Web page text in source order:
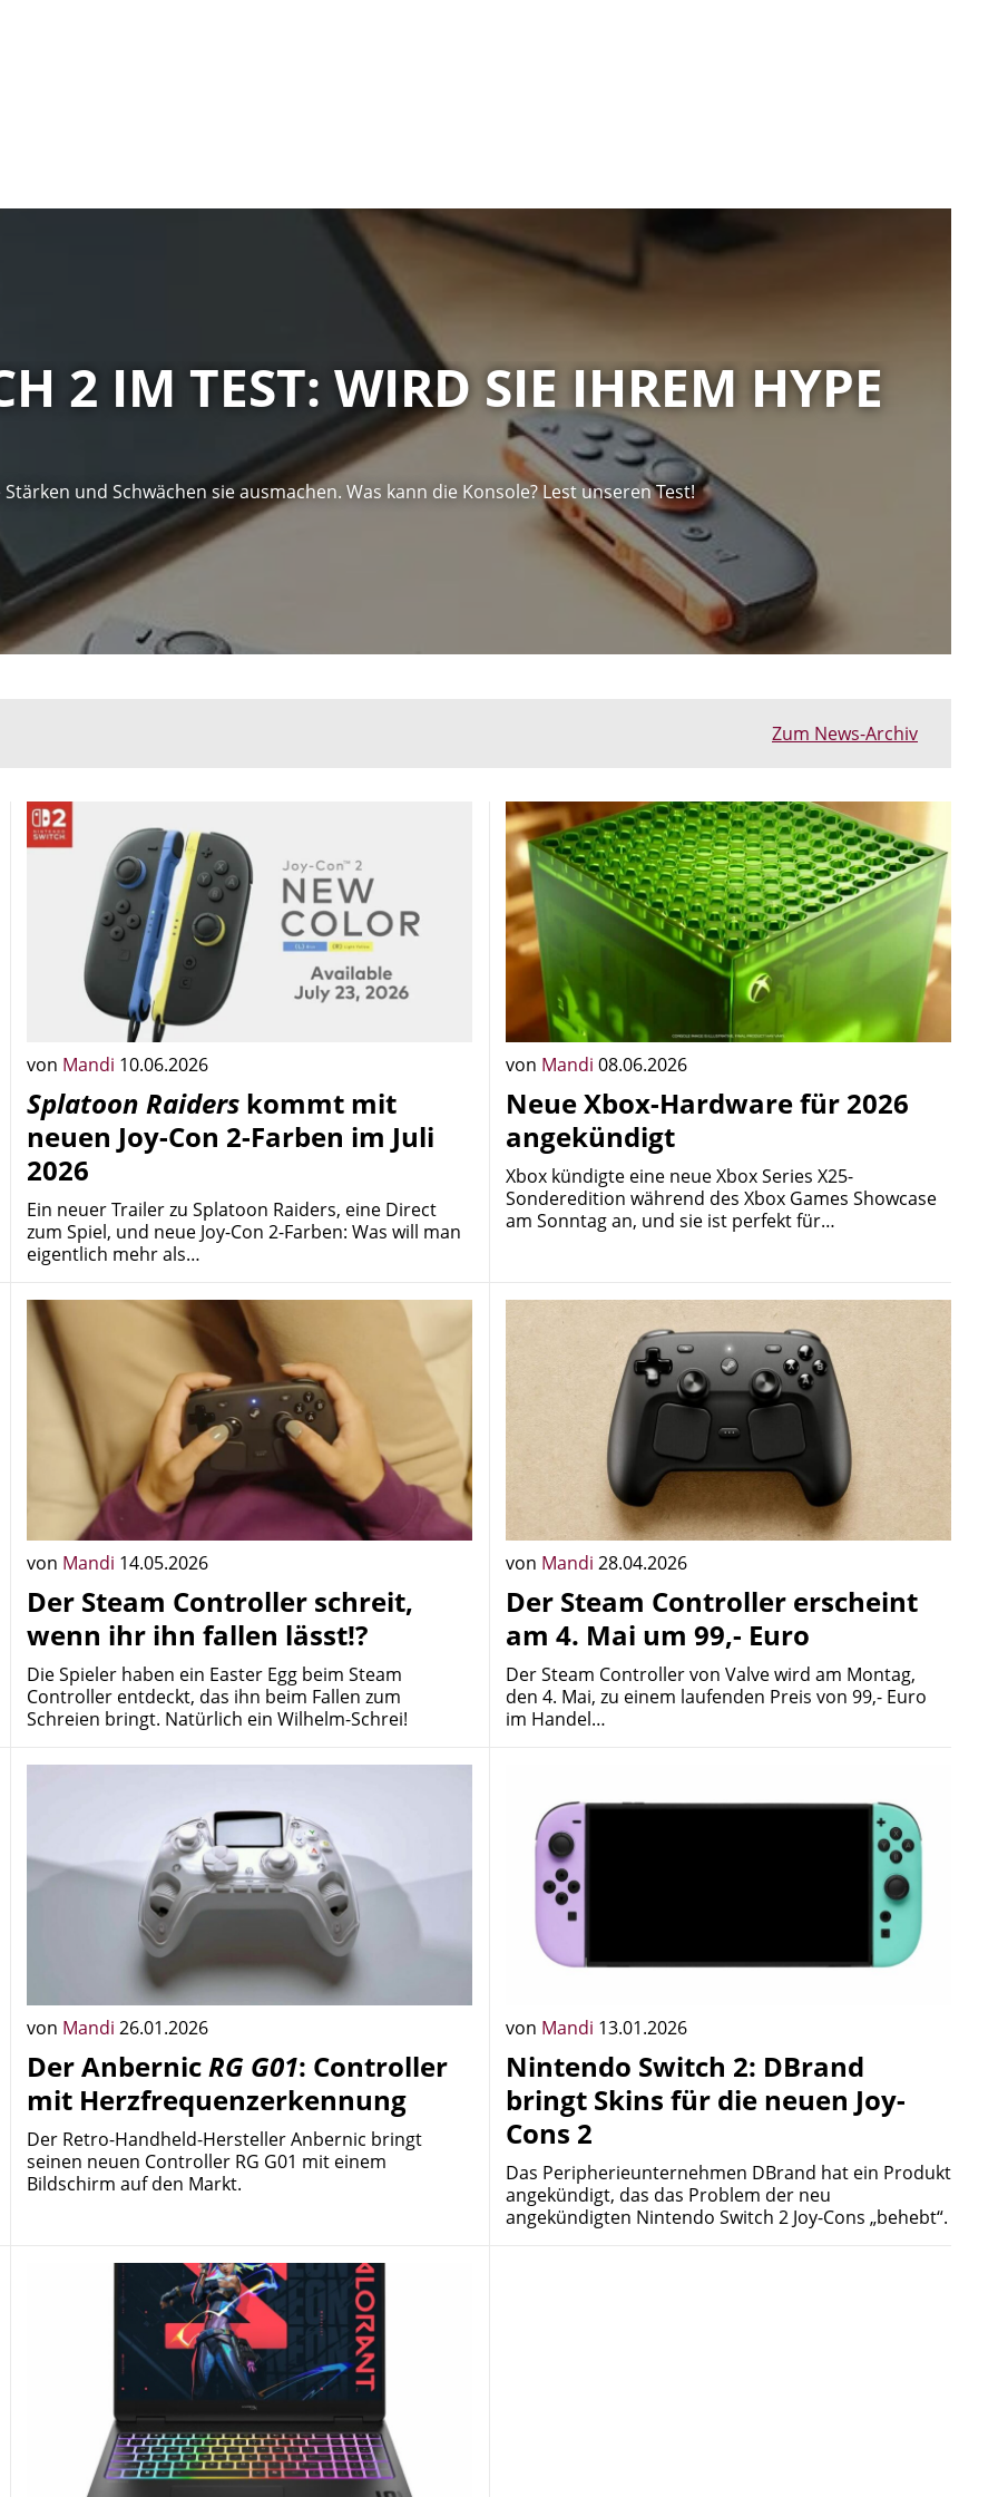
2 IM TEST: WIRD SIE IHREM HYPE
und Schwächen sie ausmachen. Was kann die Konsole? Lest unseren Test!
Zum News-Archiv
von Mandi 10.06.2026
Splatoon Raiders kommt mit
neuen Joy-Con 2-Farben im Juli
2026
Ein neuer Trailer zu Splatoon Raiders, eine Direct
zum Spiel, und neue Joy-Con 2-Farben: Was will man
eigentlich mehr als…
von Mandi 08.06.2026
Neue Xbox-Hardware für 2026
angekündigt
Xbox kündigte eine neue Xbox Series X25-
Sonderedition während des Xbox Games Showcase
am Sonntag an, und sie ist perfekt für…
von Mandi 14.05.2026
Der Steam Controller schreit,
wenn ihr ihn fallen lässt!?
Die Spieler haben ein Easter Egg beim Steam
Controller entdeckt, das ihn beim Fallen zum
Schreien bringt. Natürlich ein Wilhelm-Schrei!
von Mandi 28.04.2026
Der Steam Controller erscheint
am 4. Mai um 99,- Euro
Der Steam Controller von Valve wird am Montag,
den 4. Mai, zu einem laufenden Preis von 99,- Euro
im Handel…
von Mandi 26.01.2026
Der AnbernicRG G01: Controller
mit Herzfrequenzerkennung
Der Retro-Handheld-Hersteller Anbernic bringt
seinen neuen Controller RG G01 mit einem
Bildschirm auf den Markt.
von Mandi 13.01.2026
Nintendo Switch 2: DBrand
bringt Skins für die neuen Joy-
Cons 2
Das Peripherieunternehmen DBrand hat ein Produkt
angekündigt, das das Problem der neu
angekündigten Nintendo Switch 2 Joy-Cons „behebt“.